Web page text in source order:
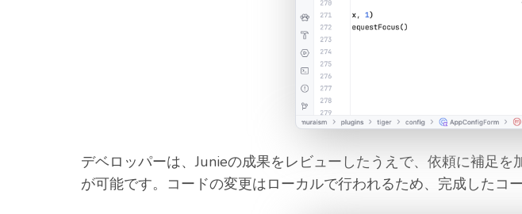
デベロッパーは、Junieの成果をレビューしたうえで、依頼に補足
が可能です。コードの変更はローカルで行われるため、完成したコ